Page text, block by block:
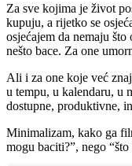
Za sve kojima je život
kupuju, a rijetko se
osjećajem da nemaju
nešto bace. Za one
Ali i za one koje već
u tempu, u kalendaru, u
dostupne, produktivne,
Minimalizam, kako ga
mogu baciti?”, nego